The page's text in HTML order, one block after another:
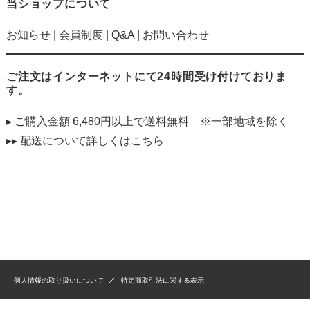
当ショップについて
お知らせ| 会員制度| Q&A| お問い合わせ
ご注文はインターネットにて24時間受け付けておりま
す。
▸ ご購入金額 6,480円以上で送料無料 ※一部地域を除く
▸▸ 配送について詳しくはこちら
個人情報の取り扱いについて 特定商取引法に関する表示